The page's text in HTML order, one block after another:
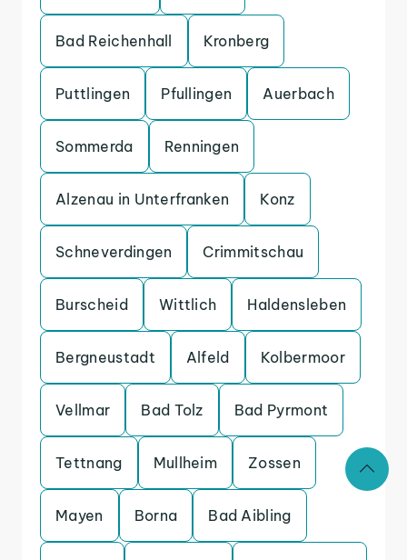
Bad Reichenhall Kronberg
Puttlingen Pfullingen Auerbach
Sommerda Renningen
Alzenau in Unterfranken Konz
Schneverdingen Crimmitschau
Burscheid Wittlich Haldensleben
Bergneustadt Alfeld Kolbermoor
Vellmar Bad Tolz Bad Pyrmont
Tettnang Mullheim Zossen
Mayen Borna Bad Aibling